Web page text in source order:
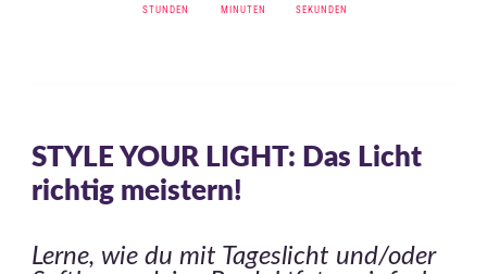
STUNDEN MINUTEN SEKUNDEN
STYLE YOUR LIGHT: Das Licht
richtig meistern!
Lerne, wie du mit Tageslicht und/oder